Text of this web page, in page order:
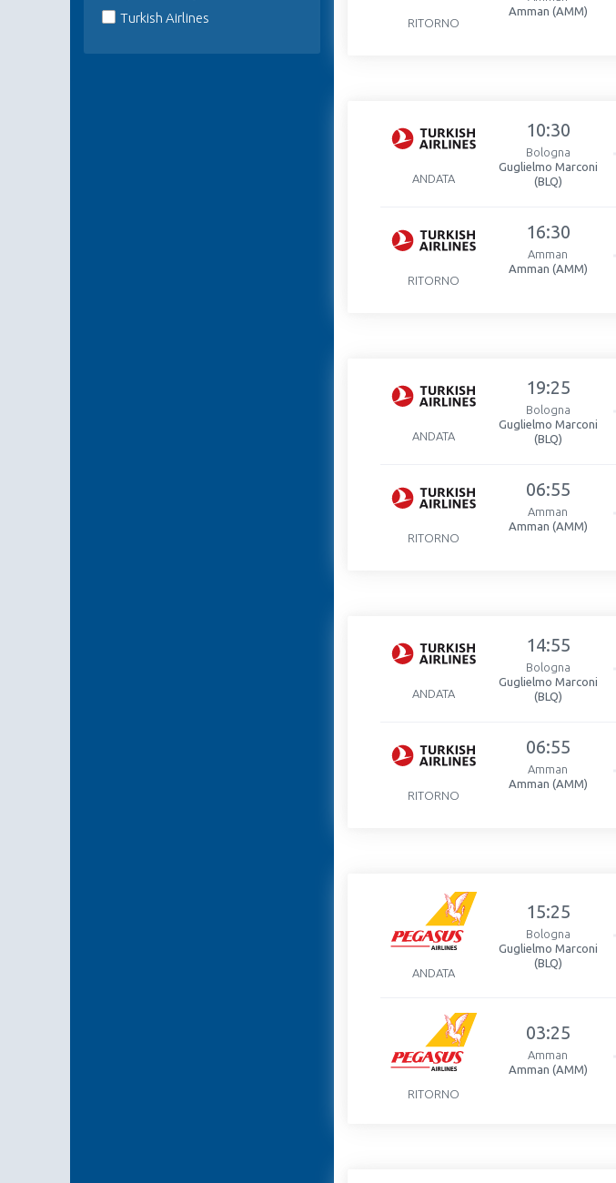
Turkish Airlines
RITORNO
Amman (AMM)
ANDATA
10:30
Bologna
Guglielmo Marconi
(BLQ)
RITORNO
16:30
Amman
Amman (AMM)
ANDATA
19:25
Bologna
Guglielmo Marconi
(BLQ)
RITORNO
06:55
Amman
Amman (AMM)
ANDATA
14:55
Bologna
Guglielmo Marconi
(BLQ)
RITORNO
06:55
Amman
Amman (AMM)
ANDATA
15:25
Bologna
Guglielmo Marconi
(BLQ)
RITORNO
03:25
Amman
Amman (AMM)